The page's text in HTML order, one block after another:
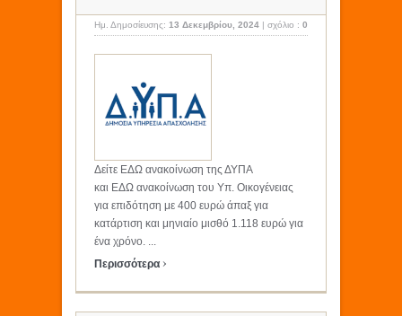
Ημ. Δημοσίευσης: 13 Δεκεμβρίου, 2024 | σχόλιο : 0
Δείτε ΕΔΩ ανακοίνωση της ΔΥΠΑ
και ΕΔΩ ανακοίνωση του Υπ. Οικογένειας
για επιδότηση με 400 ευρώ άπαξ για
κατάρτιση και μηνιαίο μισθό 1.118 ευρώ για
ένα χρόνο. ...
Περισσότερα ›